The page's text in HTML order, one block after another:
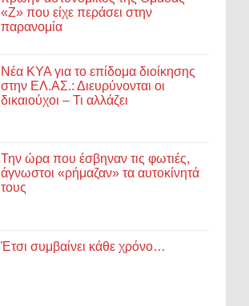
«Ζ» που είχε περάσει στην
παρανομία
Νέα ΚΥΑ για το επίδομα διοίκησης
στην ΕΛ.ΑΣ.: Διευρύνονται οι
δικαιούχοι – Τι αλλάζει
Την ώρα που έσβηναν τις φωτιές,
άγνωστοι «ρήμαζαν» τα αυτοκίνητά
τους
Έτσι συμβαίνει κάθε χρόνο…